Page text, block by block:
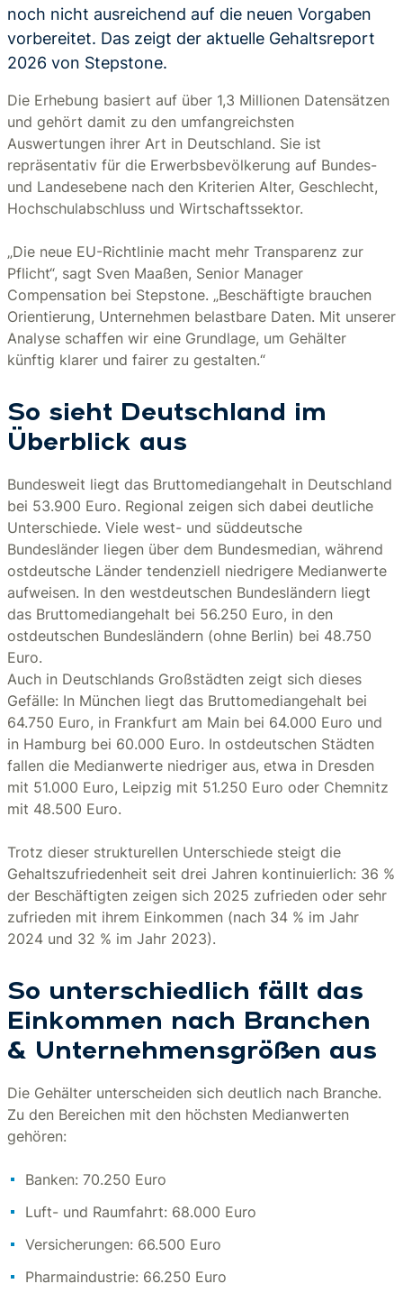
noch nicht ausreichend auf die neuen Vorgaben
vorbereitet. Das zeigt der aktuelle Gehaltsreport
2026 von Stepstone.
Die Erhebung basiert auf über 1,3 Millionen Datensätzen
und gehört damit zu den umfangreichsten
Auswertungen ihrer Art in Deutschland. Sie ist
repräsentativ für die Erwerbsbevölkerung auf Bundes-
und Landesebene nach den Kriterien Alter, Geschlecht,
Hochschulabschluss und Wirtschaftssektor.
„Die neue EU-Richtlinie macht mehr Transparenz zur
Pflicht“, sagt Sven Maaßen, Senior Manager
Compensation bei Stepstone. „Beschäftigte brauchen
Orientierung, Unternehmen belastbare Daten. Mit unserer
Analyse schaffen wir eine Grundlage, um Gehälter
künftig klarer und fairer zu gestalten.“
So sieht Deutschland im
Überblick aus
Bundesweit liegt das Bruttomediangehalt in Deutschland
bei 53.900 Euro. Regional zeigen sich dabei deutliche
Unterschiede. Viele west- und süddeutsche
Bundesländer liegen über dem Bundesmedian, während
ostdeutsche Länder tendenziell niedrigere Medianwerte
aufweisen. In den westdeutschen Bundesländern liegt
das Bruttomediangehalt bei 56.250 Euro, in den
ostdeutschen Bundesländern (ohne Berlin) bei 48.750
Euro.
Auch in Deutschlands Großstädten zeigt sich dieses
Gefälle: In München liegt das Bruttomediangehalt bei
64.750 Euro, in Frankfurt am Main bei 64.000 Euro und
in Hamburg bei 60.000 Euro. In ostdeutschen Städten
fallen die Medianwerte niedriger aus, etwa in Dresden
mit 51.000 Euro, Leipzig mit 51.250 Euro oder Chemnitz
mit 48.500 Euro.
Trotz dieser strukturellen Unterschiede steigt die
Gehaltszufriedenheit seit drei Jahren kontinuierlich: 36 %
der Beschäftigten zeigen sich 2025 zufrieden oder sehr
zufrieden mit ihrem Einkommen (nach 34 % im Jahr
2024 und 32 % im Jahr 2023).
So unterschiedlich fällt das
Einkommen nach Branchen
& Unternehmensgrößen aus
Die Gehälter unterscheiden sich deutlich nach Branche.
Zu den Bereichen mit den höchsten Medianwerten
gehören:
Banken: 70.250 Euro
Luft- und Raumfahrt: 68.000 Euro
Versicherungen: 66.500 Euro
Pharmaindustrie: 66.250 Euro